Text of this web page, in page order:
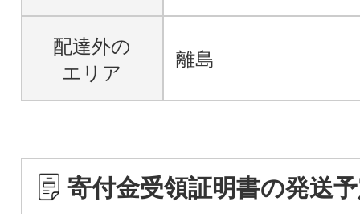
配達外の
エリア
離島
寄付金受領証明書の発送